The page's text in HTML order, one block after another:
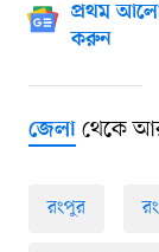
প্রথম
করুন
জেলাথেকে
রংপুর